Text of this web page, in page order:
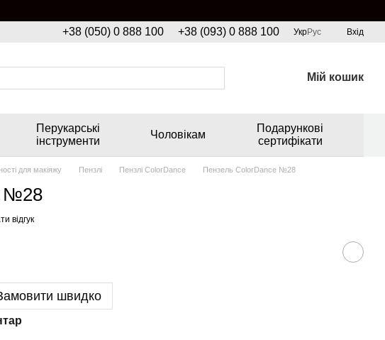
+38 (050) 0 888 100 +38 (093) 0 888 100 УкрРус Вхід
Мій кошик
Перукарські
інструменти
Чоловікам
Подарункові
сертифікати
для макіяжу Пензлі Пензлі ColorDance Пензель ColorDance №28
№28
відгук
швидко